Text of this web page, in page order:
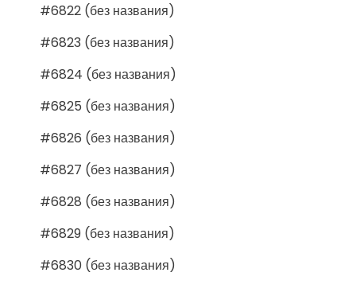
#6822 (без названия)
#6823 (без названия)
#6824 (без названия)
#6825 (без названия)
#6826 (без названия)
#6827 (без названия)
#6828 (без названия)
#6829 (без названия)
#6830 (без названия)